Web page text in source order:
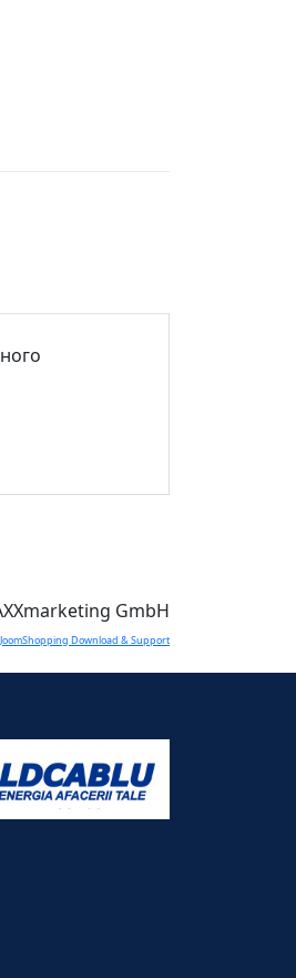
GmbH
JoomShopping Download & Support